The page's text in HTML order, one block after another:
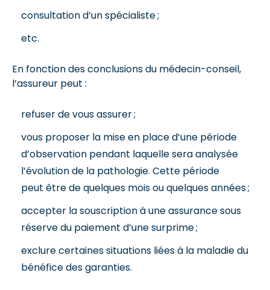
consultation d’un spécialiste ;
etc.
En fonction des conclusions du médecin-conseil,
l’assureur peut :
refuser de vous assurer ;
vous proposer la mise en place d’une période
d’observation pendant laquelle sera analysée
l’évolution de la pathologie. Cette période
peut être de quelques mois ou quelques années ;
accepter la souscription à une assurance sous
réserve du paiement d’une surprime ;
exclure certaines situations liées à la maladie du
bénéfice des garanties.